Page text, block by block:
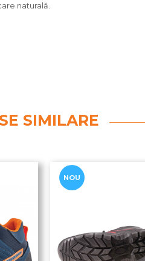
naturală.
SIMILARE
NOU